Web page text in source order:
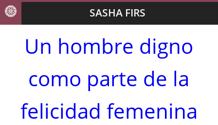
SASHA FIRS
Un hombre digno
como parte de la
felicidad femenina